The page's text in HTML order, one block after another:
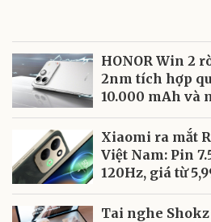
HONOR Win 2
2nm tích hợp
10.000 mAh và
Xiaomi ra mắt
Việt Nam: Pin
120Hz, giá từ
Tai nghe